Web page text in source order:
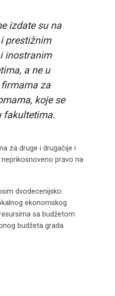
izdate su na
prestižnim
inostranim
a ne u
za
koje se
fakultetima.
za druge i drugačije i
pravo na
dvodecenijsko
ekonomskog
sa budžetom
budžeta grada